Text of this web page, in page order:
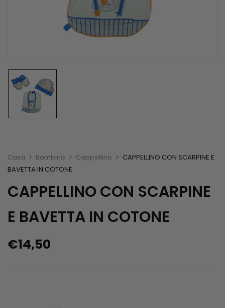
Casa Bambino Cappellino
CAPPELLINO CON SCARPINE E
BAVETTA IN COTONE
CAPPELLINO CON SCARPINE
E BAVETTA IN COTONE
€14,50